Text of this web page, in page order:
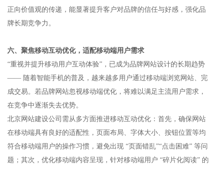
正向价值观的传递，能显著提升客户对品牌的信任与好感，强化品
牌长期竞争力。​
六、聚焦移动互动优化，适配移动端用户需求​
“重视并提升移动用户互动体验”，已成为品牌网站设计的长期趋势
—— 随着智能手机的普及，越来越多用户通过移动端浏览网站、完
成交易。若品牌网站忽视移动端优化，将难以满足主流用户需求，
在竞争中逐渐失去优势。​
北京网站建设公司需从多方面推进移动互动优化：首先，确保网站
在移动端具有良好的适配性，页面布局、字体大小、按钮位置等均
符合移动端用户的操作习惯，避免出现 “页面错乱”“点击困难” 等问
题；其次，优化移动端内容呈现，针对移动端用户 “碎片化阅读” 的